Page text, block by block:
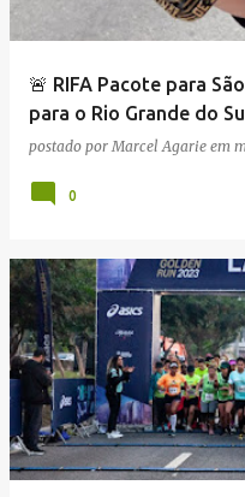
g
e
🚨 RIFA Pacote para
para o Rio Grande do
postado porMarcel Agarie em
0